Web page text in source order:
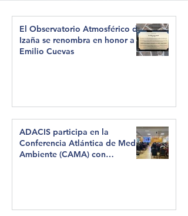
El Observatorio Atmosférico de
Izaña se renombra en honor a
Emilio Cuevas
ADACIS participa en la
Conferencia Atlántica de Medio
Ambiente (CAMA) con